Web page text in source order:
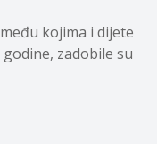
kojima i dijete
zadobile su